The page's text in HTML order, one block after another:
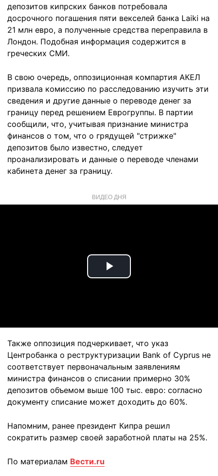
депозитов кипрских банков потребовала
досрочного погашения пяти векселей банка Laiki на
21 млн евро, а полученные средства переправила в
Лондон. Подобная информация содержится в
греческих СМИ.
В свою очередь, оппозиционная компартия АКЕЛ
призвала комиссию по расследованию изучить эти
сведения и другие данные о переводе денег за
границу перед решением Еврогруппы. В партии
сообщили, что, учитывая признание министра
финансов о том, что о грядущей "стрижке"
депозитов было известно, следует
проанализировать и данные о переводе членами
кабинета денег за границу.
ВИДЕО ДНЯ
Play
Также оппозиция подчеркивает, что указ
Центробанка о реструктуризации Bank of Cyprus не
соответствует первоначальным заявлениям
министра финансов о списании примерно 30%
депозитов объемом выше 100 тыс. евро: согласно
документу списание может доходить до 60%.
Напомним, ранее президент Кипра решил
сократить размер своей заработной платы на 25%.
По материалам Вести.ru